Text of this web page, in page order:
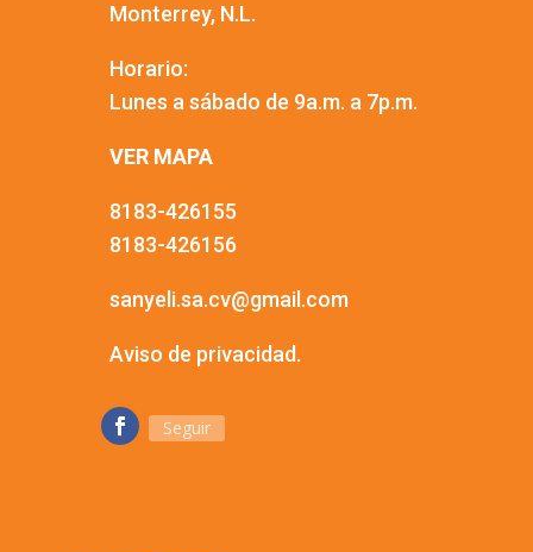
Monterrey, N.L.
Horario:
Lunes a sábado de 9a.m. a 7p.m.
VER MAPA
8183-426155
8183-426156
sanyeli.sa.cv@gmail.com
Aviso de privacidad.
Seguir